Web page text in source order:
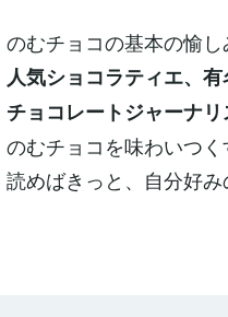
のむチョコの基本の愉し
人気ショコラティエ、
チョコレートジャーナ
のむチョコを味わいつく
読めばきっと、自分好